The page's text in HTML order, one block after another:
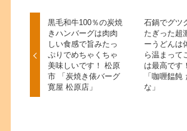
黒毛和牛100％の炭焼
きハンバーグは肉肉
しい食感で旨みたっ
ぷりでめちゃくちゃ
美味しいです！ 松原
市 「炭焼き俵バーグ
寛屋 松原店」
石鍋でグツ
たぎった超
ーうどんは
ら温まって
は最高です
「咖喱饂飩
な」